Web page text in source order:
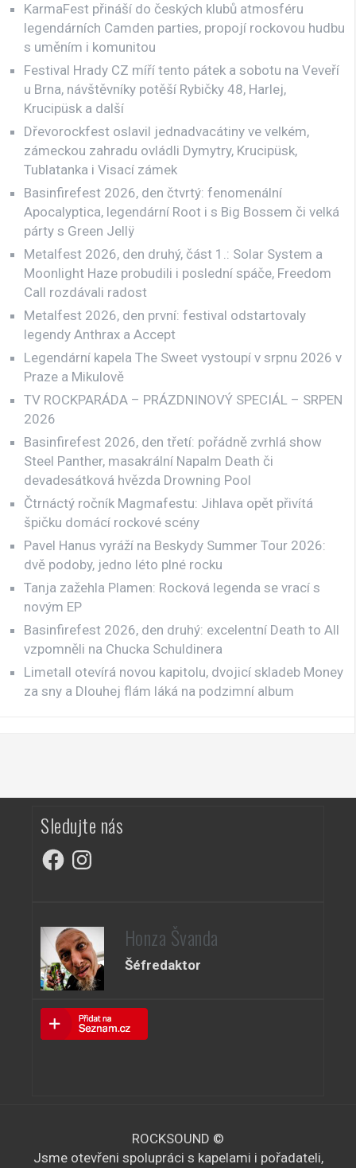
KarmaFest přináší do českých klubů atmosféru
legendárních Camden parties, propojí rockovou hudbu
s uměním i komunitou
Festival Hrady CZ míří tento pátek a sobotu na Veveří
u Brna, návštěvníky potěší Rybičky 48, Harlej,
Krucipüsk a další
Dřevorockfest oslavil jednadvacátiny ve velkém,
zámeckou zahradu ovládli Dymytry, Krucipüsk,
Tublatanka i Visací zámek
Basinfirefest 2026, den čtvrtý: fenomenální
Apocalyptica, legendární Root i s Big Bossem či velká
párty s Green Jellÿ
Metalfest 2026, den druhý, část 1.: Solar System a
Moonlight Haze probudili i poslední spáče, Freedom
Call rozdávali radost
Metalfest 2026, den první: festival odstartovaly
legendy Anthrax a Accept
Legendární kapela The Sweet vystoupí v srpnu 2026 v
Praze a Mikulově
TV ROCKPARÁDA – PRÁZDNINOVÝ SPECIÁL – SRPEN
2026
Basinfirefest 2026, den třetí: pořádně zvrhlá show
Steel Panther, masakrální Napalm Death či
devadesátková hvězda Drowning Pool
Čtrnáctý ročník Magmafestu: Jihlava opět přivítá
špičku domácí rockové scény
Pavel Hanus vyráží na Beskydy Summer Tour 2026:
dvě podoby, jedno léto plné rocku
Tanja zažehla Plamen: Rocková legenda se vrací s
novým EP
Basinfirefest 2026, den druhý: excelentní Death to All
vzpomněli na Chucka Schuldinera
Limetall otevírá novou kapitolu, dvojicí skladeb Money
za sny a Dlouhej flám láká na podzimní album
Sledujte nás
FacebookInstagram
Honza Švanda
Šéfredaktor
ROCKSOUND ©
Jsme otevřeni spolupráci s kapelami i pořadateli,